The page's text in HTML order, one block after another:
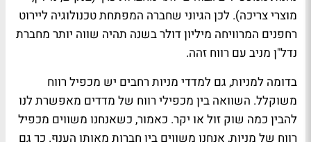
מוצרי צריכה). לכן הגיוני שחברה המפתחת טכנולוגיה ליירוט
רחפנים המרוויחה מיליון דולר בשנה תהיה שווה יותר מחברת
נדל"ן מניב עם רווח זהה.
בדומה למניות, גם למדדי מניות רחבים יש מכפיל רווח
משוקלל. השוואה בין מכפילי רווח של מדדים מאפשרת לנו
להבין כמה שוק זול או יקר. כאמור, כשאנחנו משווים מכפיל
רווח של מניות, אנחנו משווים בין חברות מאותו הענף. כך גם